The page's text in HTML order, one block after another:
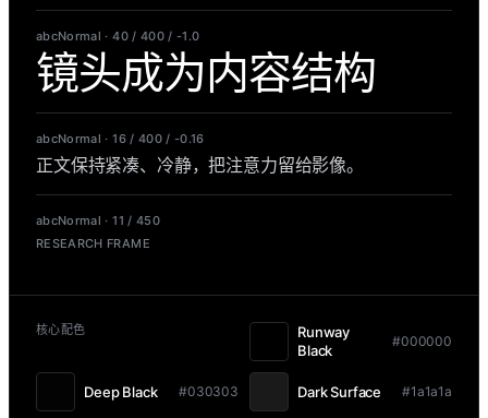
abcNormal · 40 / 400 / -1.0
镜头成为内容结构
abcNormal · 16 / 400 / -0.16
正文保持紧凑、冷静，把注意力留给影像。
abcNormal · 11 / 450
RESEARCH FRAME
核心配色
Runway
Black
#000000
Deep Black #030303 Dark Surface #1a1a1a